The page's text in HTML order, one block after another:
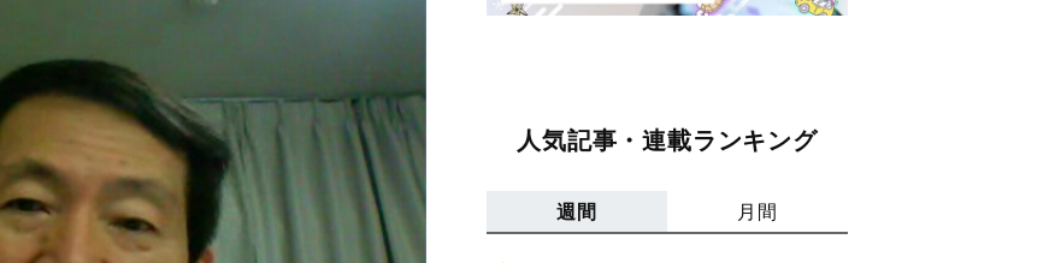
人気記事・連載ランキング
週間 月間